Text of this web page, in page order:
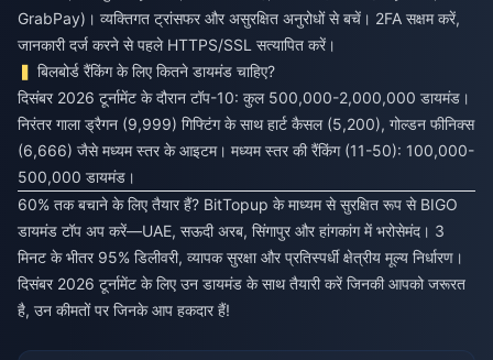
GrabPay)। व्यक्तिगत ट्रांसफर और असुरक्षित अनुरोधों से बचें। 2FA सक्षम करें,
जानकारी दर्ज करने से पहले HTTPS/SSL सत्यापित करें।
बिलबोर्ड रैंकिंग के लिए कितने डायमंड चाहिए?
दिसंबर 2026 टूर्नामेंट के दौरान टॉप-10: कुल 500,000-2,000,000 डायमंड।
निरंतर गाला ड्रैगन (9,999) गिफ्टिंग के साथ हार्ट कैसल (5,200), गोल्डन फीनिक्स
(6,666) जैसे मध्यम स्तर के आइटम। मध्यम स्तर की रैंकिंग (11-50): 100,000-
500,000 डायमंड।
60% तक बचाने के लिए तैयार हैं? BitTopup के माध्यम से सुरक्षित रूप से BIGO
डायमंड टॉप अप करें—UAE, सऊदी अरब, सिंगापुर और हांगकांग में भरोसेमंद। 3
मिनट के भीतर 95% डिलीवरी, व्यापक सुरक्षा और प्रतिस्पर्धी क्षेत्रीय मूल्य निर्धारण।
दिसंबर 2026 टूर्नामेंट के लिए उन डायमंड के साथ तैयारी करें जिनकी आपको जरूरत
है, उन कीमतों पर जिनके आप हकदार हैं!